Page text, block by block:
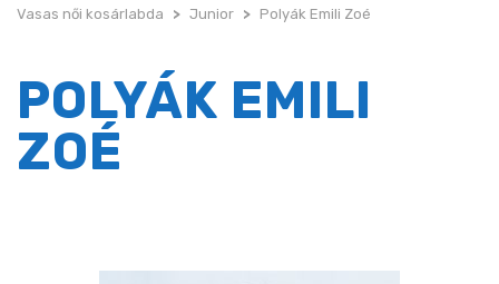
Vasas női kosárlabda > Junior > Polyák Emili Zoé
POLYÁK EMILI
ZOÉ